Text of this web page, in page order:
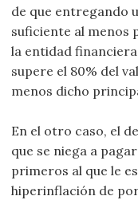
de que entregando
suficiente al menos
la entidad
supere el 80% del
menos dicho
En el otro caso, el
que se niega a
primeros al que le
hiperinflación de